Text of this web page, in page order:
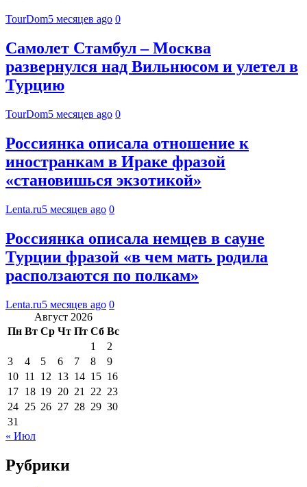
TourDom5 месяцев ago 0
Самолет Стамбул – Москва
развернулся над Вильнюсом и улетел в
Турцию
TourDom5 месяцев ago 0
Россиянка описала отношение к
иностранкам в Ираке фразой
«становишься экзотикой»
Lenta.ru5 месяцев ago 0
Россиянка описала немцев в сауне
Турции фразой «в чем мать родила
расползаются по полкам»
Lenta.ru5 месяцев ago 0
Август 2026
Пн Вт Ср Чт Пт Сб Вс
1
2
3
4 5 6 7 8
9
10 11 12 13 14 15 16
17 18 19 20 21 22 23
24 25 26 27 28 29 30
31
« Июл
Рубрики